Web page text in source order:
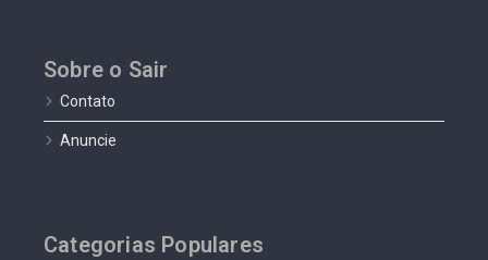
Sobre o Sair
Contato
Anuncie
Categorias Populares